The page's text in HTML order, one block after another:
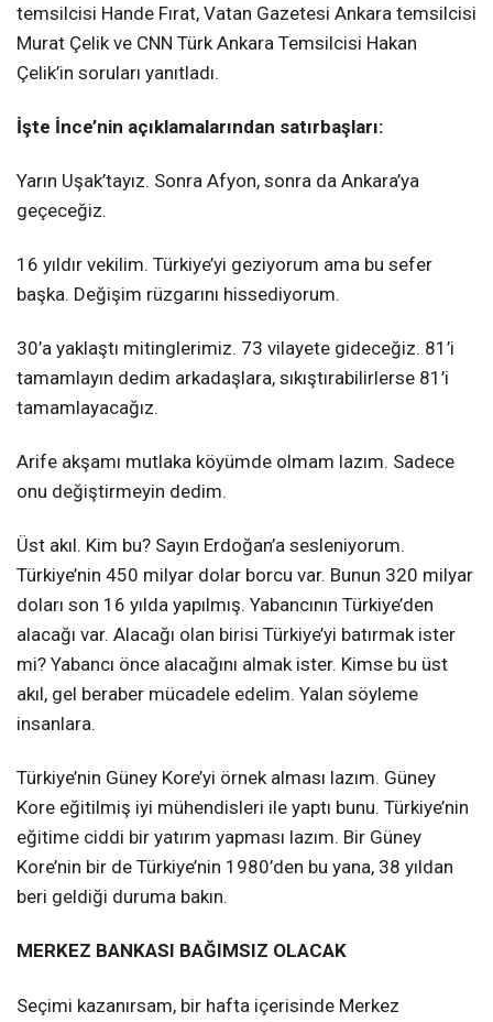
temsilcisi Hande Fırat, Vatan Gazetesi Ankara temsilcisi
Murat Çelik ve CNN Türk Ankara Temsilcisi Hakan
Çelik’in soruları yanıtladı.
İşte İnce’nin açıklamalarından satırbaşları:
Yarın Uşak’tayız. Sonra Afyon, sonra da Ankara’ya
geçeceğiz.
16 yıldır vekilim. Türkiye’yi geziyorum ama bu sefer
başka. Değişim rüzgarını hissediyorum.
30’a yaklaştı mitinglerimiz. 73 vilayete gideceğiz. 81’i
tamamlayın dedim arkadaşlara, sıkıştırabilirlerse 81’i
tamamlayacağız.
Arife akşamı mutlaka köyümde olmam lazım. Sadece
onu değiştirmeyin dedim.
Üst akıl. Kim bu? Sayın Erdoğan’a sesleniyorum.
Türkiye’nin 450 milyar dolar borcu var. Bunun 320 milyar
doları son 16 yılda yapılmış. Yabancının Türkiye’den
alacağı var. Alacağı olan birisi Türkiye’yi batırmak ister
mi? Yabancı önce alacağını almak ister. Kimse bu üst
akıl, gel beraber mücadele edelim. Yalan söyleme
insanlara.
Türkiye’nin Güney Kore’yi örnek alması lazım. Güney
Kore eğitilmiş iyi mühendisleri ile yaptı bunu. Türkiye’nin
eğitime ciddi bir yatırım yapması lazım. Bir Güney
Kore’nin bir de Türkiye’nin 1980’den bu yana, 38 yıldan
beri geldiği duruma bakın.
MERKEZ BANKASI BAĞIMSIZ OLACAK
Seçimi kazanırsam, bir hafta içerisinde Merkez